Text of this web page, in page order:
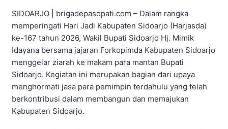
SIDOARJO | brigadepasopati.com – Dalam rangka
memperingati Hari Jadi Kabupaten Sidoarjo (Harjasda)
ke-167 tahun 2026, Wakil Bupati Sidoarjo Hj. Mimik
Idayana bersama jajaran Forkopimda Kabupaten Sidoarjo
menggelar ziarah ke makam para mantan Bupati
Sidoarjo. Kegiatan ini merupakan bagian dari upaya
menghormati jasa para pemimpin terdahulu yang telah
berkontribusi dalam membangun dan memajukan
Kabupaten Sidoarjo.